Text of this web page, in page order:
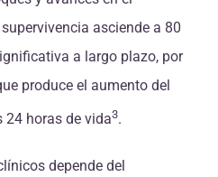
asciende a 80
a largo plazo, por
produce el aumento del
24 horas de vida3.
depende del